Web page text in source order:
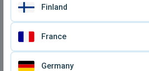
ανοξείδωτο ατσάλι
Finland
France
Germany